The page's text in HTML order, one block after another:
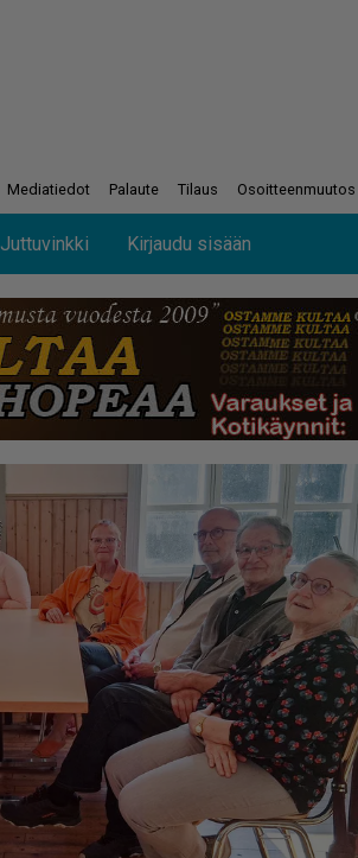
Mediatiedot Palaute Tilaus Osoitteenmuutos
Juttuvinkki Kirjaudu sisään